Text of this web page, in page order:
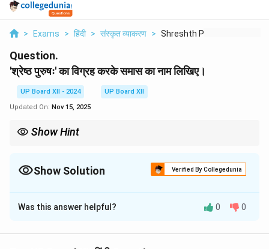
> Exams > हिंदी > संस्कृत व्याकरण > Shreshth Purushh Ka ...
Question.
'श्रेष्ठ पुरुषः' का विग्रह करके समास का नाम लिखिए।
UP Board XII - 2024
UP Board XII
Updated On: Nov 15, 2025
Show Hint
Show Solution Verified By Collegedunia
Solution and Explanation
विग्रह:श्रेष्ठः च पुरुषः = श्रेष्ठ पुरुषः
Was this answer helpful? 0 0